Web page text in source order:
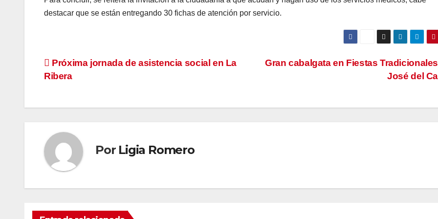
destacar que se están entregando 30 fichas de atención por servicio.
Navegación
entradas
Gran cabalgata en Fiestas
José del
Próxima jornada de asistencia social en La
Ribera
Por Ligia Romero